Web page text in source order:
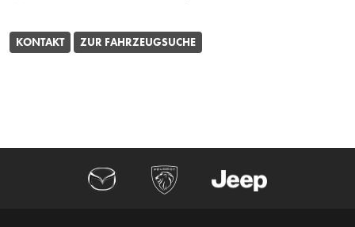
KONTAKT ZUR FAHRZEUGSUCHE